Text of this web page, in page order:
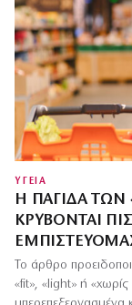
ΥΓΕΙΑ
Η ΠΑΓΊΔΑ
ΚΡΎΒΟΝΤΑΙ
Το άρθρο
«fit», «light» ή «χωρίς